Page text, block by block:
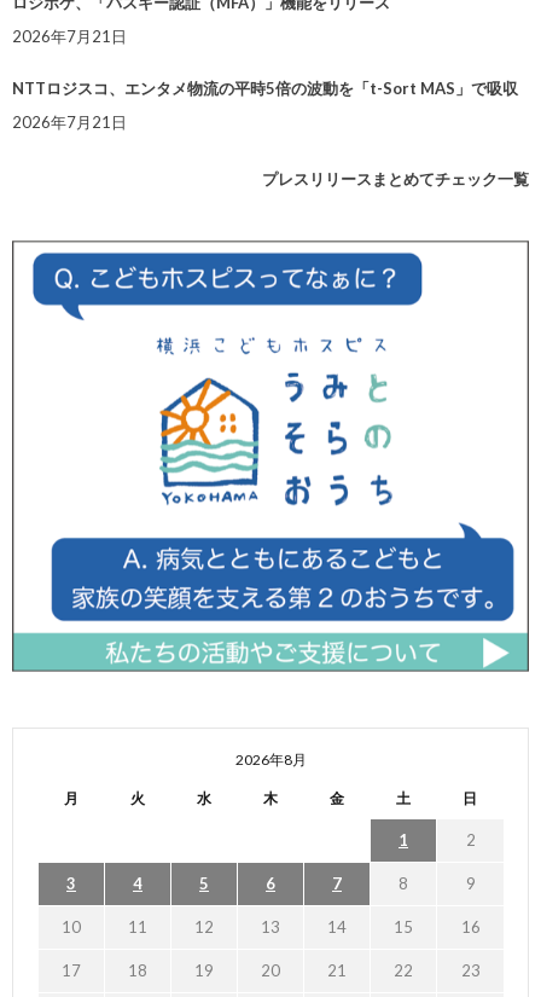
2026年7月21日
NTTロジスコ、エンタメ物流の平時5倍の波動を「t-Sort MAS」で吸収
2026年7月21日
プレスリリースまとめてチェック一覧
2026年8月
月 火 水 木 金 土 日
1 2
3 4 5 6 7 8 9
10 11 12 13 14 15 16
17 18 19 20 21 22 23